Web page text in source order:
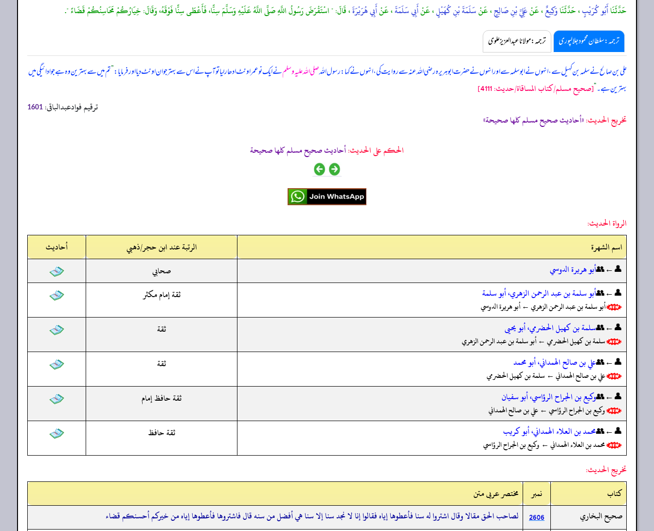
حَدَّثَنَاأَبُو كُرَيْبٍ، حَدَّثَنَاوَكِيعٌ، عَنْعَلِيِّ بْنِ صَالِحٍ، عَنْسَلَمَةَ بْنِ كُهَيْلٍ، عَنْأَبِي سَلَمَةَ، عَنْأَبِي هُرَيْرَةَ، قَالَ: " اسْتَقْرَضَ رَسُولُ اللَّهِ صَلَّى اللَّهُ عَلَيْهِ وَسَلَّمَ سِنًّا، فَأَعْطَى سِنًّا فَوْقَهُ، وَقَالَ: خِيَارُكُمْ مَحَاسِنُكُمْ قَضَاءً ".
ترجمہ:سلطان محمود جلالپوری ترجمہ:مولانا عبدالعزیز علوی
علی بن صالح نے سلمہ بن کہیل سے، انہوں نے ابوسلمہ سے اور انہوں نے حضرت ابوہریرہ رضی اللہ عنہ سے روایت کی، انہوں نے کہا: رسول اللہصلی اللہ علیہ وسلمنے ایک نو عمر اونٹ ادھار لیا تو آپ نے اس سے بہتر جوان اونٹ دیا اور فرمایا:”تم میں سے بہترین وہ ہے جو ادائیگی میں
بہترین ہے۔“[صحيح مسلم/كتاب المساقاة/حدیث: 4111]
ترقیم فوادعبدالباقی: 1601
تخریج الحدیث:«أحاديث صحيح مسلم كلها صحيحة»
الحكم على الحديث:أحاديث صحيح مسلم كلها صحيحة
الرواة الحديث:
اسم الشهرة
الرتبة عند ابن حجر/ذهبي
أحاديث
👤←👥أبو هريرة الدوسي
صحابي
👤←👥أبو سلمة بن عبد الرحمن الزهري، أبو سلمة
أبو سلمة بن عبد الرحمن الزهري ← أبو هريرة الدوسي
ثقة إمام مكثر
👤←👥سلمة بن كهيل الحضرمي، أبو يحيى
سلمة بن كهيل الحضرمي ← أبو سلمة بن عبد الرحمن الزهري
ثقة
👤←👥علي بن صالح الهمداني، أبو محمد
علي بن صالح الهمداني ← سلمة بن كهيل الحضرمي
ثقة
👤←👥وكيع بن الجراح الرؤاسي، أبو سفيان
وكيع بن الجراح الرؤاسي ← علي بن صالح الهمداني
ثقة حافظ إمام
👤←👥محمد بن العلاء الهمداني، أبو كريب
محمد بن العلاء الهمداني ← وكيع بن الجراح الرؤاسي
ثقة حافظ
تخريج الحديث:
کتاب
نمبر
مختصر عربی متن
صحيح البخاري
2606
لصاحب الحق مقالا وقال اشتروا له سنا فأعطوها إياه فقالوا إنا لا نجد سنا إلا سنا هي أفضل من سنه قال فاشتروها فأعطوها إياه من خيركم أحسنكم قضاء